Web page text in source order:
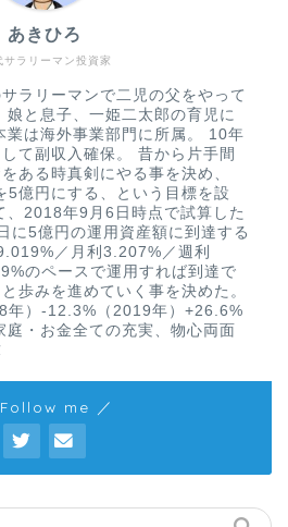
サラリーマン投資家
あきひろ
ラリーマンで二児の父をやって
娘と息子、一姫二太郎の育児に
業は海外事業部門に所属。 10年
て副収入確保。 昔から片手間
ある時真剣にやる事を決め、
5億円にする、という目標を設
、2018年9月6日時点で試算した
に5億円の運用資産額に到達する
／月利3.207%／週利
のペースで運用すれば到達で
歩みを進めていく事を決めた。
年）-12.3%（2019年）+26.6%
庭・お金全ての充実、物心両面
me ／